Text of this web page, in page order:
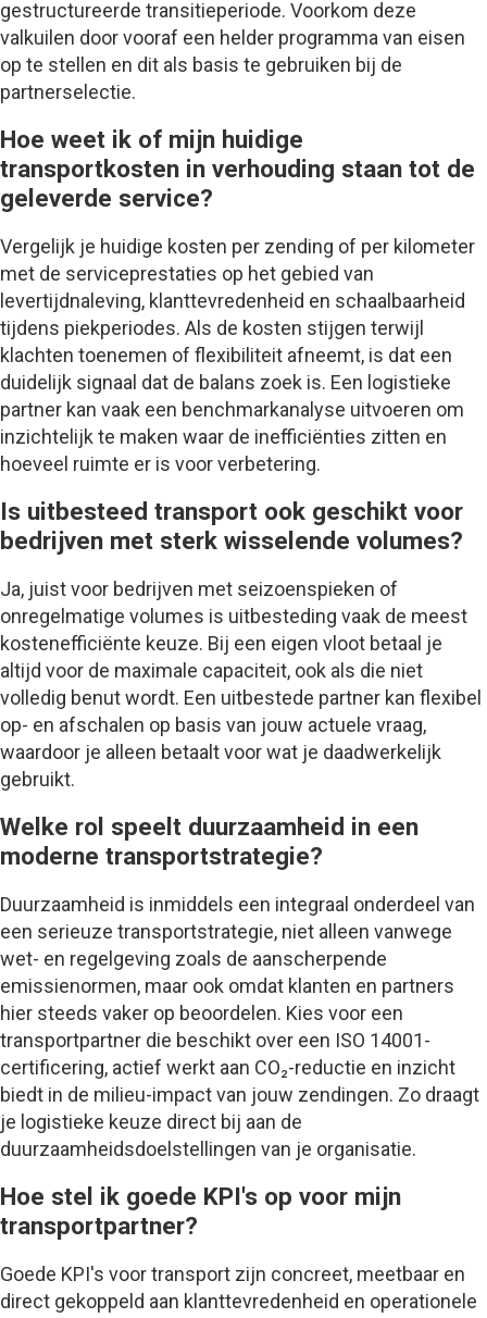
gestructureerde transitieperiode. Voorkom deze
valkuilen door vooraf een helder programma van eisen
op te stellen en dit als basis te gebruiken bij de
partnerselectie.
Hoe weet ik of mijn huidige
transportkosten in verhouding staan tot de
geleverde service?
Vergelijk je huidige kosten per zending of per kilometer
met de serviceprestaties op het gebied van
levertijdnaleving, klanttevredenheid en schaalbaarheid
tijdens piekperiodes. Als de kosten stijgen terwijl
klachten toenemen of flexibiliteit afneemt, is dat een
duidelijk signaal dat de balans zoek is. Een logistieke
partner kan vaak een benchmarkanalyse uitvoeren om
inzichtelijk te maken waar de inefficiënties zitten en
hoeveel ruimte er is voor verbetering.
Is uitbesteed transport ook geschikt voor
bedrijven met sterk wisselende volumes?
Ja, juist voor bedrijven met seizoenspieken of
onregelmatige volumes is uitbesteding vaak de meest
kostenefficiënte keuze. Bij een eigen vloot betaal je
altijd voor de maximale capaciteit, ook als die niet
volledig benut wordt. Een uitbestede partner kan flexibel
op- en afschalen op basis van jouw actuele vraag,
waardoor je alleen betaalt voor wat je daadwerkelijk
gebruikt.
Welke rol speelt duurzaamheid in een
moderne transportstrategie?
Duurzaamheid is inmiddels een integraal onderdeel van
een serieuze transportstrategie, niet alleen vanwege
wet- en regelgeving zoals de aanscherpende
emissienormen, maar ook omdat klanten en partners
hier steeds vaker op beoordelen. Kies voor een
transportpartner die beschikt over een ISO 14001-
certificering, actief werkt aan CO₂-reductie en inzicht
biedt in de milieu-impact van jouw zendingen. Zo draagt
je logistieke keuze direct bij aan de
duurzaamheidsdoelstellingen van je organisatie.
Hoe stel ik goede KPI's op voor mijn
transportpartner?
Goede KPI's voor transport zijn concreet, meetbaar en
direct gekoppeld aan klanttevredenheid en operationele